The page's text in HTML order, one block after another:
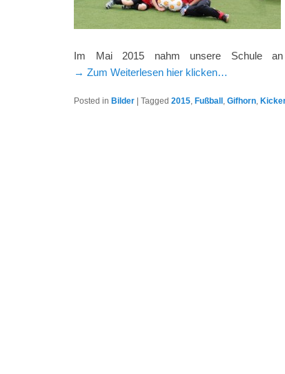
Im Mai 2015 nahm unsere Schule an
→ Zum Weiterlesen hier klicken…
Posted in Bilder Tagged 2015, Fußball , Gifhorn,